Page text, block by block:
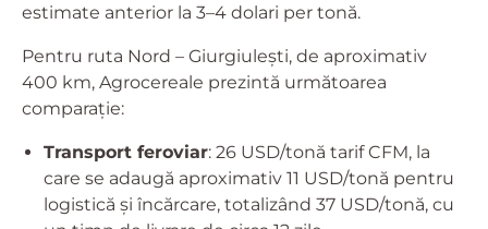
estimate anterior la 3–4 dolari per tonă.
Pentru ruta Nord – Giurgiulești, de aproximativ
400 km, Agrocereale prezintă următoarea
comparație:
Transport feroviar: 26 USD/tonă tarif CFM, la
care se adaugă aproximativ 11 USD/tonă pentru
logistică și încărcare, totalizând 37 USD/tonă, cu